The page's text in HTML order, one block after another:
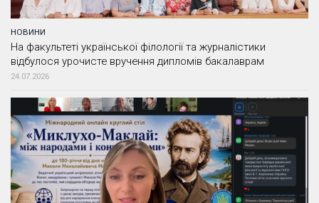
НОВИНИ
На факультеті української філології та журналістики
відбулося урочисте вручення дипломів бакалаврам
24.07.2026